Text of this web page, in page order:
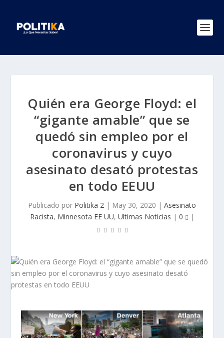
Quién era George Floyd: el
“gigante amable” que se
quedó sin empleo por el
coronavirus y cuyo
asesinato desató protestas
en todo EEUU
Publicado por Politika 2 | May 30, 2020 | Asesinato
Racista, Minnesota EE UU, Ultimas Noticias | 0 |